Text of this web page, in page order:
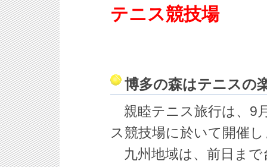
テニス競技場
博多の森はテニスの
親睦テニス旅行は、9
ス競技場に於いて開催
九州地域は、前日まで